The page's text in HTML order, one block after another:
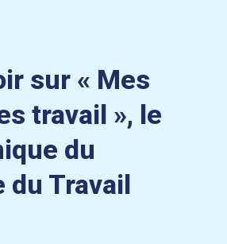
sur « Mes
travail », le
du
du Travail